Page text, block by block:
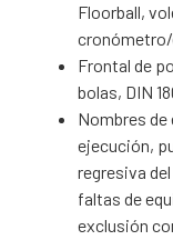
Floorball,
Frontal de
bolas, DIN
Nombres de
ejecución,
regresiva
faltas de
exclusión